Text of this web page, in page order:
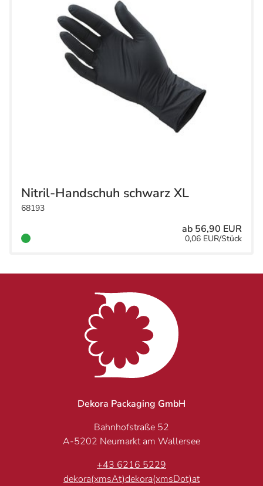
Nitril-Handschuh schwarz XL
68193
ab 56,90 EUR
0,06 EUR/Stück
Dekora Packaging GmbH
Bahnhofstraße 52
A-5202 Neumarkt am Wallersee
+43 6216 5229
dekora(xmsAt)dekora(xmsDot)at